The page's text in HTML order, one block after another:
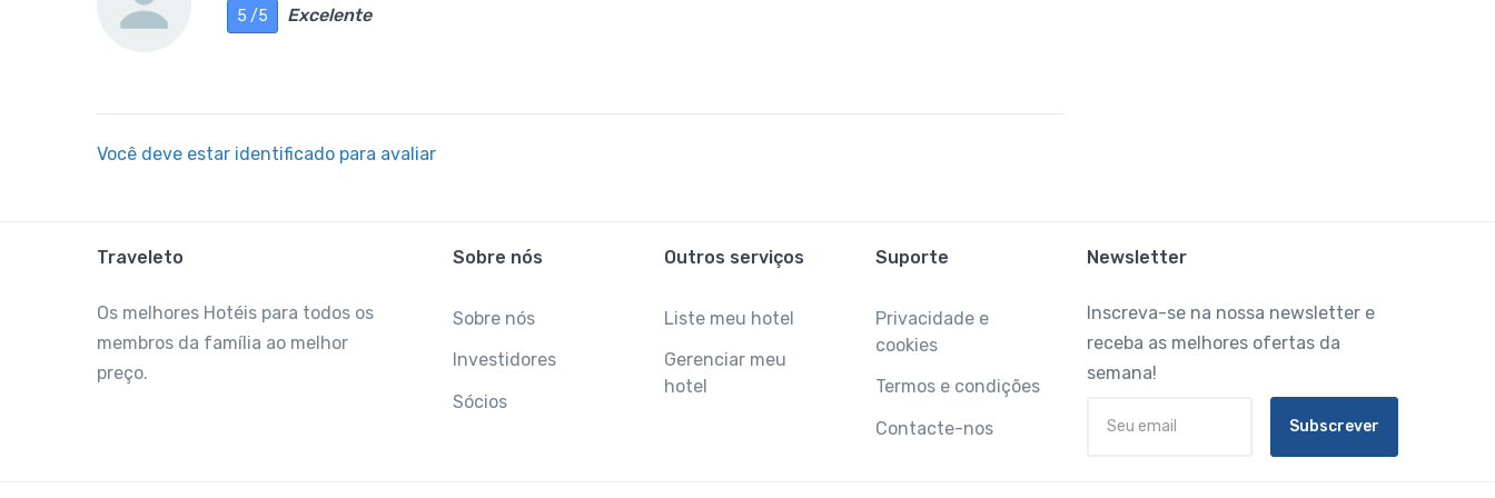
5 /5 Excelente
Você deve estar identificado para avaliar
Traveleto
Os melhores Hotéis para todos os
membros da família ao melhor
preço.
Sobre nós
Sobre nós
Investidores
Sócios
Outros serviços
Liste meu hotel
Gerenciar meu
hotel
Suporte
Privacidade e
cookies
Termos e condições
Contacte-nos
Newsletter
Inscreva-se na nossa newsletter e
receba as melhores ofertas da
semana!
Subscrever